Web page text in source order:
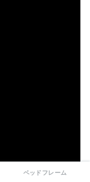
ベッドフレーム